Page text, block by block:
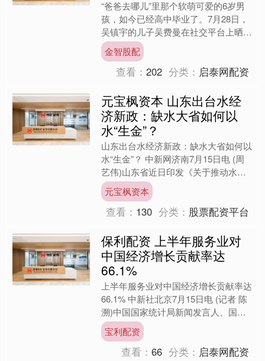
“爸爸去哪儿”里那个软萌可爱的6岁男
孩，如今已经高中毕业了。7月28日，
吴镇宇的儿子吴费曼在社交平台上晒出
自己的毕业照，却意外揭开了一段尘封
多年的伤痛记忆——他....
金智股配
查看：202 分类： 启泰网配资
元宝枫资本 山东出台水经
济新政：缺水大省如何以
水“生金”？
山东出台水经济新政：缺水大省如何以
水“生金”？ 中新网济南7月15日电 (周
艺伟)山东省近日印发《关于推动水经
济高质量发展的实施意见》(下称《意
见》)，围绕“水....
元宝枫资本
查看： 130 分类： 股票配资平台
保利配资 上半年服务业对
中国经济增长贡献率达
66.1%
上半年服务业对中国经济增长贡献率达
66.1% 中新社北京7月15日电 (记者 陈
溯)中国国家统计局新闻发言人、国民
经济综合统计司负责人王冠华15日在
北京表示，上....
宝利配资
查看：66 分类： 启泰网配资